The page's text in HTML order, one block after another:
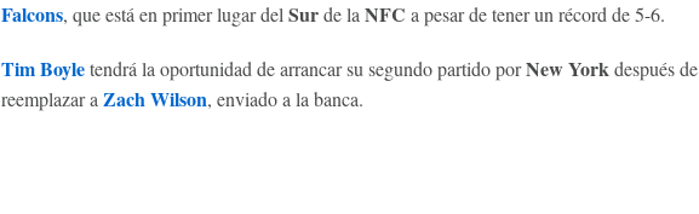
Falcons, que está en primer lugar delSurde laNFC a pesar de tener un récord de 5-6.
Tim Boyletendrá la oportunidad de arrancar su segundo partido porNew Yorkdespués de
reemplazar a Zach Wilson, enviado a la banca.